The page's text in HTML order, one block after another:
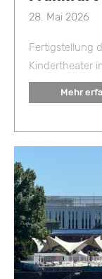
28. Mai 2026
Fertigstellung
Kindertheater
Mehr